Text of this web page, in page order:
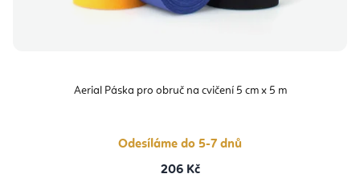
Aerial Páska pro obruč na cvičení 5 cm x 5 m
Odesíláme do 5-7 dnů
206 Kč